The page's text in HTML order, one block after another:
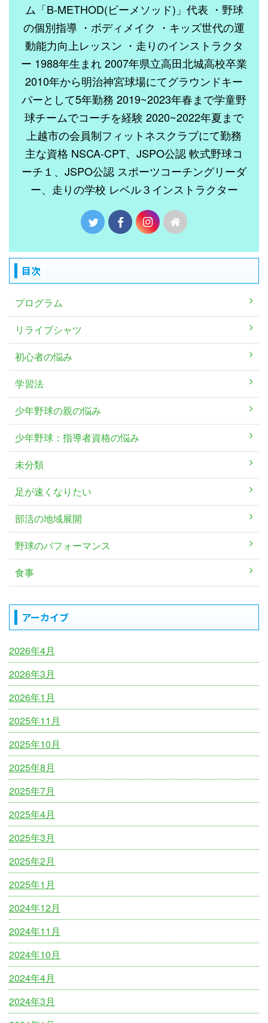
ム「B-METHOD(ビーメソッド)」代表 ・野球
の個別指導 ・ボディメイク ・キッズ世代の運
動能力向上レッスン ・走りのインストラクタ
ー 1988年生まれ 2007年県立高田北城高校卒業
2010年から明治神宮球場にてグラウンドキー
パーとして5年勤務 2019~2023年春まで学童野
球チームでコーチを経験 2020~2022年夏まで
上越市の会員制フィットネスクラブにて勤務
主な資格 NSCA-CPT、JSPO公認 軟式野球コ
ーチ１、JSPO公認 スポーツコーチングリーダ
ー、走りの学校 レベル３インストラクター
目次
プログラム
リライブシャツ
初心者の悩み
学習法
少年野球の親の悩み
少年野球：指導者資格の悩み
未分類
足が速くなりたい
部活の地域展開
野球のパフォーマンス
食事
アーカイブ
2026年4月
2026年3月
2026年1月
2025年11月
2025年10月
2025年8月
2025年7月
2025年4月
2025年3月
2025年2月
2025年1月
2024年12月
2024年11月
2024年10月
2024年4月
2024年3月